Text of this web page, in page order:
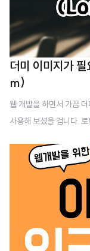
더미 이미지가
m)
웹 개발을 하면서 가끔
사용해 보셨을 겁니다.
더미 이미지가 필요할
을 수 있는 사이트에서
bay'를 사용하곤 합니다
나요? 그리고 다운받은
집니다. 로렘 픽숨
m Lorem Ipsum... b..